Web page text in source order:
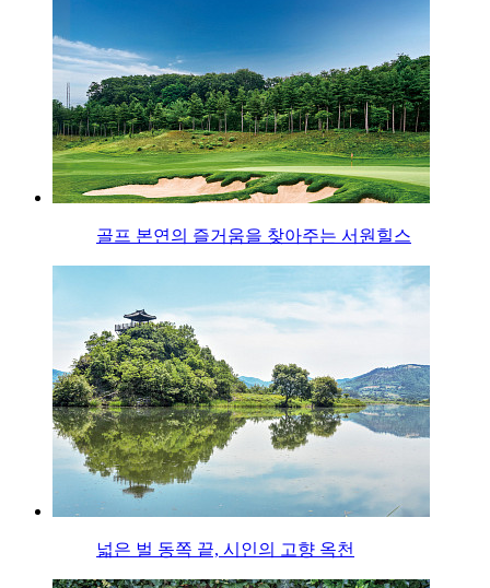
골프 본연의 즐거움을 찾아주는 서원힐스
넓은 벌 동쪽 끝, 시인의 고향 옥천